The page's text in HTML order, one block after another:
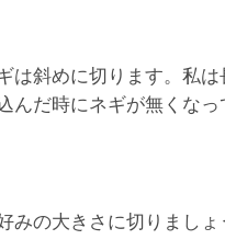
は斜めに切ります。私
んだ時にネギが無くな
みの大きさに切りまし